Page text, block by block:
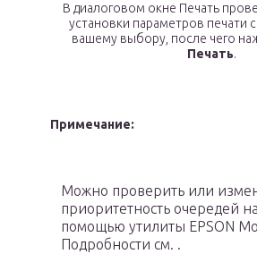
В диалоговом окне Печать
установки параметров печати
вашему выбору, после чего
Печать.
Примечание:
Можно проверить или
приоритетность очередей
помощью утилиты EPSON
Подробности см. .